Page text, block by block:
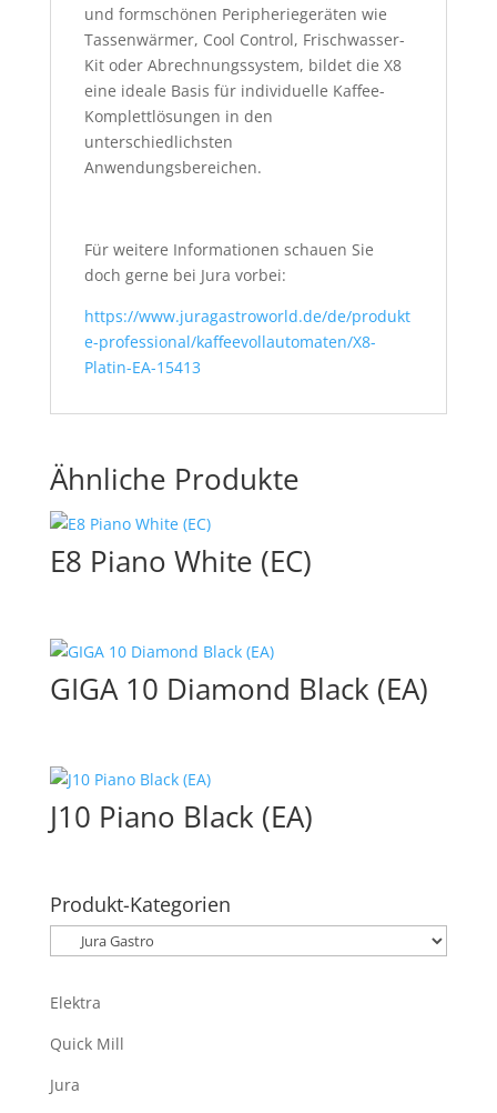
und formschönen Peripheriegeräten wie
Tassenwärmer, Cool Control, Frischwasser-
Kit oder Abrechnungssystem, bildet die X8
eine ideale Basis für individuelle Kaffee-
Komplettlösungen in den
unterschiedlichsten
Anwendungsbereichen.
Für weitere Informationen schauen Sie
doch gerne bei Jura vorbei:
https://www.juragastroworld.de/de/produkt
e-professional/kaffeevollautomaten/X8-
Platin-EA-15413
Ähnliche Produkte
E8 Piano White (EC)
GIGA 10 Diamond Black (EA)
J10 Piano Black (EA)
Produkt-Kategorien
Elektra
Quick Mill
Jura